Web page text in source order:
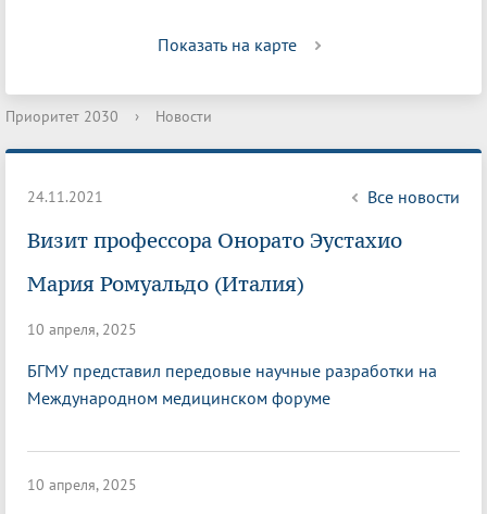
Показать на карте
Приоритет 2030 › Новости
24.11.2021 Все новости
Визит профессора Онорато Эустахио
Мария Ромуальдо (Италия)
10 апреля, 2025
БГМУ представил передовые научные разработки на
Международном медицинском форуме
10 апреля, 2025